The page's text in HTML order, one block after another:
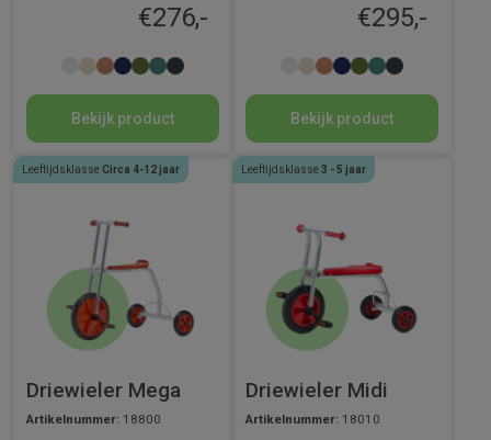
€276,-
Bekijk product
€295,-
Bekijk product
Leeftijdsklasse Circa 4-12 jaar
Driewieler Mega
Artikelnummer: 18800
Leeftijdsklasse3 - 5 jaar
Driewieler Midi
Artikelnummer: 18010